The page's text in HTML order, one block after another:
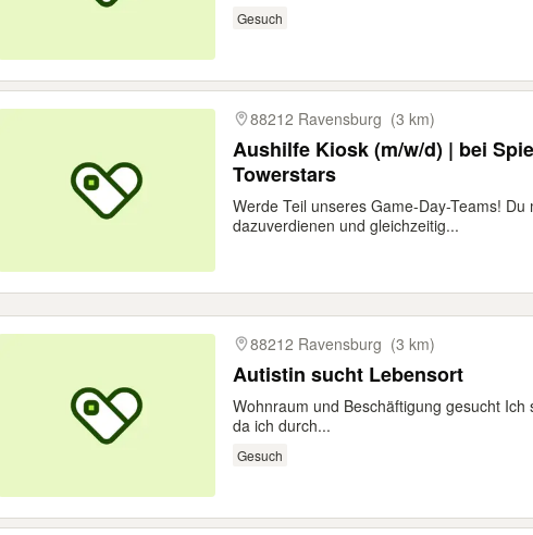
Gesuch
88212 Ravensburg (3 km)
Aushilfe Kiosk (m/w/d) | bei
Towerstars
Werde Teil unseres Game-Day-Teams!
dazuverdienen und gleichzeitig...
88212 Ravensburg (3 km)
Autistin sucht Lebensort
Wohnraum und Beschäftigung gesucht
da ich durch...
Gesuch